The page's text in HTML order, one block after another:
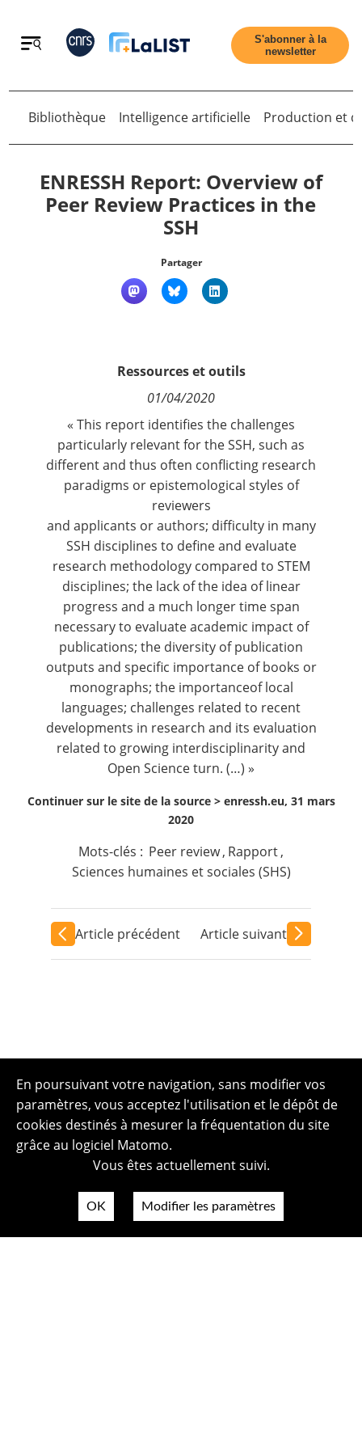
Retour
Nous suivre
S'abonner à la
newsletter
Retour
Bibliothèque Intelligence artificielle Production et
ENRESSH Report: Overview of
Peer Review Practices in the
SSH
Partager
Ressources et outils
01/04/2020
« This report identifies the challenges
particularly relevant for the SSH, such as
different and thus often conflicting research
paradigms or epistemological styles of
reviewers
and applicants or authors; difficulty in many
SSH disciplines to define and evaluate
research methodology compared to STEM
disciplines; the lack of the idea of linear
progress and a much longer time span
necessary to evaluate academic impact of
publications; the diversity of publication
outputs and specific importance of books or
monographs; the importanceof local
languages; challenges related to recent
developments in research and its evaluation
related to growing interdisciplinarity and
Open Science turn. (…) »
Continuer sur le site de la source > enressh.eu, 31 mars
2020
Mots-clés : Peer review, Rapport,
Sciences humaines et sociales (SHS)
Article précédent Article suivant
En poursuivant votre navigation, sans modifier vos
paramètres, vous acceptez l'utilisation et le dépôt de
cookies destinés à mesurer la fréquentation du site
grâce au logiciel Matomo.
Vous êtes actuellement suivi.
OK Modifier les paramètres